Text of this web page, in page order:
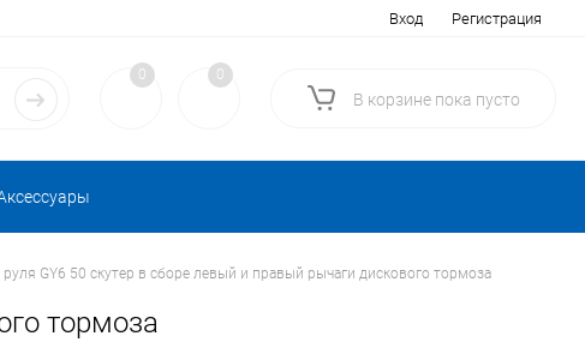
Вход Регистрация
0 0
В корзине пока пусто
GY6 50 скутер в сборе левый и правый рычаги дискового тормоза
тормоза